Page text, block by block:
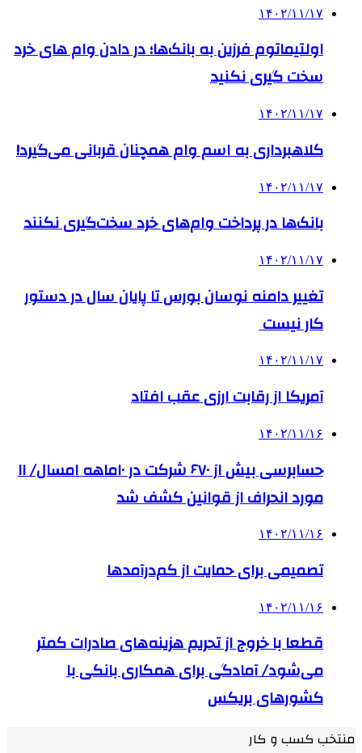
۱۴۰۲/۱۱/۱۷
اولتیماتوم فرزین به بانک‌ها؛ در دادن وام های خرد
سخت گیری نکنید
۱۴۰۲/۱۱/۱۷
کلاهبرداری به اسم وام‌ همچنان قربانی می‌گیرد!
۱۴۰۲/۱۱/۱۷
بانک‌ها در پرداخت وام‌های خرد سخت‌گیری نکنند
۱۴۰۲/۱۱/۱۷
تغییر دامنه نوسان بورس تا پایان سال در دستور
کار نیست
۱۴۰۲/۱۱/۱۷
آمریکا از رقابت ارزی عقب افتاد
۱۴۰۲/۱۱/۱۶
حسابرسی بیش از ۶۷۰ شرکت در ۱۰ماهه امسال/ ۱۱
مورد انحراف از قوانین کشف شد
۱۴۰۲/۱۱/۱۶
تصمیمی برای حمایت از کم‌درآمدها
۱۴۰۲/۱۱/۱۶
قطعا با خروج از تحریم هزینه‌های صادرات کمتر
می‌شود/ آمادگی برای همکاری بانکی با
کشورهای بریکس
منتخب کسب و کار